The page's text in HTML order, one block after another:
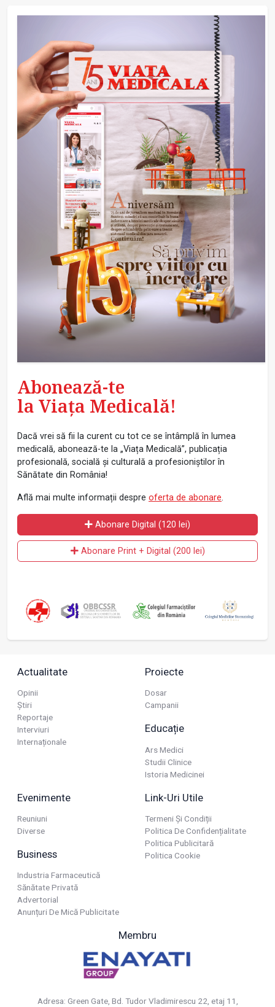
Abonează-te
la Viața Medicală!
Dacă vrei să fii la curent cu tot ce se întâmplă în lumea
medicală, abonează-te la „Viața Medicală”, publicația
profesională, socială și culturală a profesioniștilor în
Sănătate din România!
Află mai multe informații despre oferta de abonare.
Abonare Digital (120 lei)
Abonare Print + Digital (200 lei)
Actualitate
Opinii
Știri
Reportaje
Interviuri
Internaționale
Proiecte
Dosar
Campanii
Educație
Ars Medici
Studii Clinice
Istoria Medicinei
Evenimente
Reuniuni
Diverse
Business
Industria Farmaceutică
Sănătate Privată
Advertorial
Anunțuri De Mică Publicitate
Link-Uri Utile
Termeni Și Condiții
Politica De Confidențialitate
Politica Publicitară
Politica Cookie
Membru
Adresa: Green Gate, Bd. Tudor Vladimirescu 22, etaj 11,